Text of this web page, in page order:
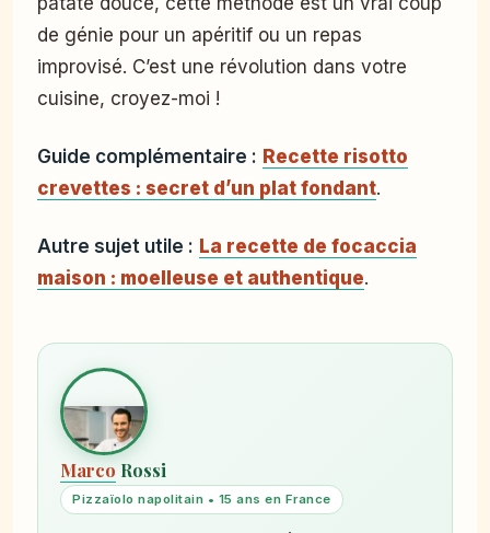
de génie pour un apéritif ou un repas
improvisé. C’est une révolution dans votre
cuisine, croyez-moi !
Guide complémentaire : Recette risotto
crevettes : secret d’un plat fondant.
Autre sujet utile : La recette de focaccia
maison : moelleuse et authentique.
Marco Rossi
Pizzaïolo napolitain • 15 ans en France